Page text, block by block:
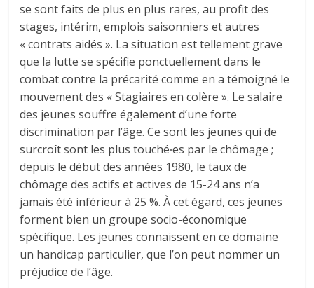
se sont faits de plus en plus rares, au profit des
stages, intérim, emplois saisonniers et autres
« contrats aidés ». La situation est tellement grave
que la lutte se spécifie ponctuellement dans le
combat contre la précarité comme en a témoigné le
mouvement des « Stagiaires en colère ». Le salaire
des jeunes souffre également d’une forte
discrimination par l’âge. Ce sont les jeunes qui de
surcroît sont les plus touché∙es par le chômage ;
depuis le début des années 1980, le taux de
chômage des actifs et actives de 15-24 ans n’a
jamais été inférieur à 25 %. À cet égard, ces jeunes
forment bien un groupe socio-économique
spécifique. Les jeunes connaissent en ce domaine
un handicap particulier, que l’on peut nommer un
préjudice de l’âge.